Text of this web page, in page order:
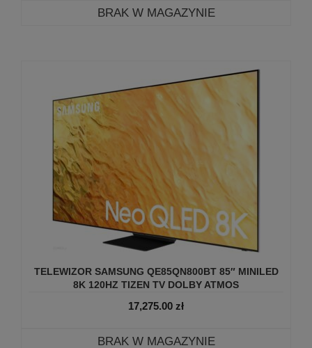
BRAK W MAGAZYNIE
TELEWIZOR SAMSUNG QE85QN800BT 85″ MINILED
8K 120HZ TIZEN TV DOLBY ATMOS
17,275.00 zł
BRAK W MAGAZYNIE